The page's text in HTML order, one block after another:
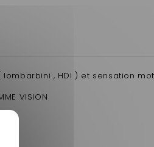
, HDI ) et sensation
VISION